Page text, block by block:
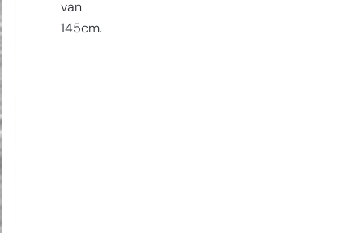
van
145cm.